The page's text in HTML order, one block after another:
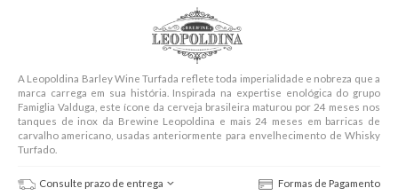
A Leopoldina Barley Wine Turfada reflete toda imperialidade e nobreza que a
marca carrega em sua história. Inspirada na expertise enológica do grupo
Famiglia Valduga, este ícone da cerveja brasileira maturou por 24 meses nos
tanques de inox da Brewine Leopoldina e mais 24 meses em barricas de
carvalho americano, usadas anteriormente para envelhecimento de Whisky
Turfado.
Consulte prazo de entrega Formas de Pagamento